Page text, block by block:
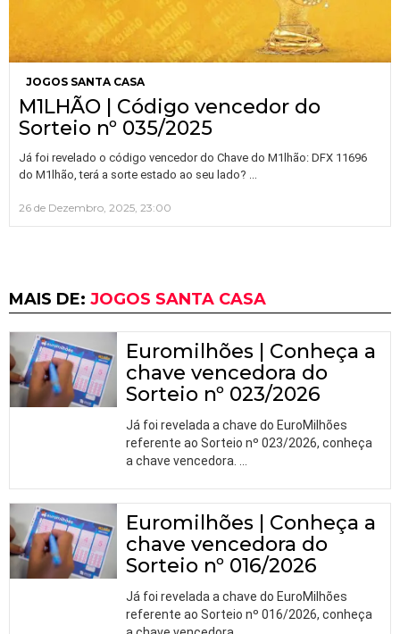
JOGOS SANTA CASA
M1LHÃO | Código vencedor do
Sorteio nº 035/2025
Já foi revelado o código vencedor do Chave do M1lhão: DFX 11696
do M1lhão, terá a sorte estado ao seu lado?
26 de Dezembro, 2025, 23:00
MAIS DE: JOGOS SANTA CASA
Euromilhões | Conheça a
chave vencedora do
Sorteio nº 023/2026
Já foi revelada a chave do EuroMilhões
referente ao Sorteio nº 023/2026, conheça
a chave vencedora.
Euromilhões | Conheça a
chave vencedora do
Sorteio nº 016/2026
Já foi revelada a chave do EuroMilhões
referente ao Sorteio nº 016/2026, conheça